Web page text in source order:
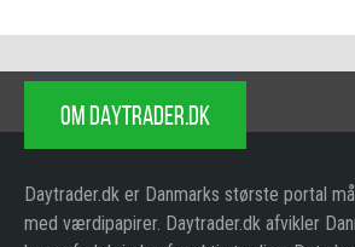
OM DAYTRADER.DK
Daytrader.dk er Danmarks største portal
med værdipapirer. Daytrader.dk afvikler